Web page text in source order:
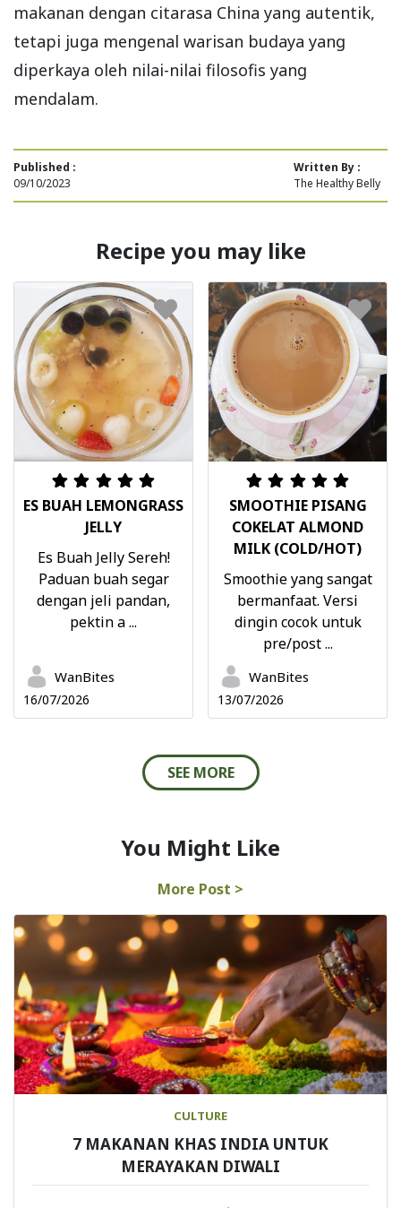
makanan dengan citarasa China yang autentik,
tetapi juga mengenal warisan budaya yang
diperkaya oleh nilai-nilai filosofis yang
mendalam.
Published :
09/10/2023
Written By :
The Healthy Belly
Recipe you may like
ES BUAH LEMONGRASS
JELLY
Es Buah Jelly Sereh!
Paduan buah segar
dengan jeli pandan,
pektin a ...
WanBites
16/07/2026
SMOOTHIE PISANG
COKELAT ALMOND
MILK (COLD/HOT)
Smoothie yang sangat
bermanfaat. Versi
dingin cocok untuk
pre/post ...
WanBites
13/07/2026
SEE MORE
You Might Like
More Post >
CULTURE
7 MAKANAN KHAS INDIA UNTUK
MERAYAKAN DIWALI